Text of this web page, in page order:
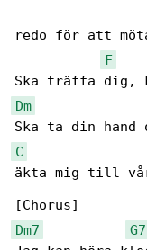
redo för att
F
Dm
C
äkta mig till
Dm7
G7